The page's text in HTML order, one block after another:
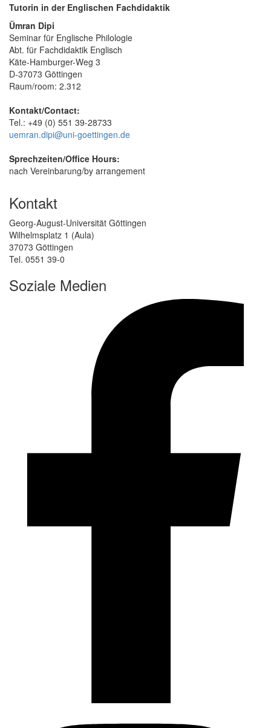
Tutorin in der Englischen Fachdidaktik
Ümran Dipi
Seminar für Englische Philologie
Abt. für Fachdidaktik Englisch
Käte-Hamburger-Weg 3
D-37073 Göttingen
Raum/room: 2.312
Kontakt/Contact:
Tel.: +49 (0) 551 39-28733
uemran.dipi@uni-goettingen.de
Sprechzeiten/Office Hours:
nach Vereinbarung/by arrangement
Kontakt
Georg-August-Universität Göttingen
Wilhelmsplatz 1 (Aula)
37073 Göttingen
Tel. 0551 39-0
Soziale Medien